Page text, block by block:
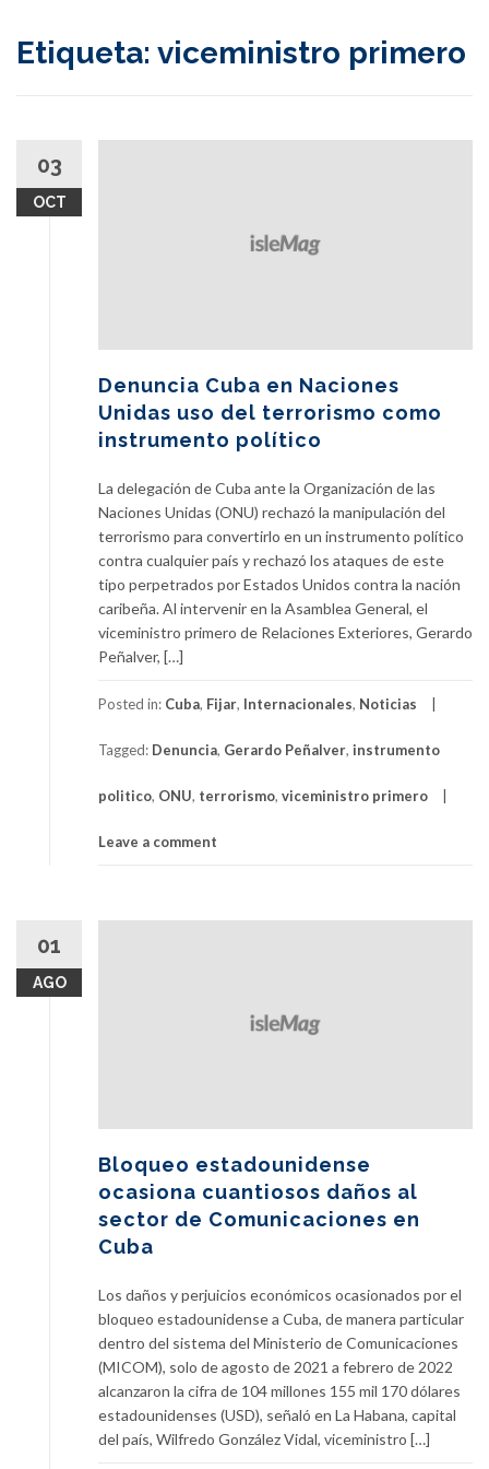
Etiqueta: viceministro primero
03
OCT
Denuncia Cuba en Naciones
Unidas uso del terrorismo como
instrumento político
La delegación de Cuba ante la Organización de las
Naciones Unidas (ONU) rechazó la manipulación del
terrorismo para convertirlo en un instrumento político
contra cualquier país y rechazó los ataques de este
tipo perpetrados por Estados Unidos contra la nación
caribeña. Al intervenir en la Asamblea General, el
viceministro primero de Relaciones Exteriores, Gerardo
Peñalver, […]
Posted in: Cuba, Fijar, Internacionales, Noticias
Tagged: Denuncia, Gerardo Peñalver, instrumento
politico, ONU, terrorismo, viceministro primero
Leave a comment
01
AGO
Bloqueo estadounidense
ocasiona cuantiosos daños al
sector de Comunicaciones en
Cuba
Los daños y perjuicios económicos ocasionados por el
bloqueo estadounidense a Cuba, de manera particular
dentro del sistema del Ministerio de Comunicaciones
(MICOM), solo de agosto de 2021 a febrero de 2022
alcanzaron la cifra de 104 millones 155 mil 170 dólares
estadounidenses (USD), señaló en La Habana, capital
del país, Wilfredo González Vidal, viceministro […]